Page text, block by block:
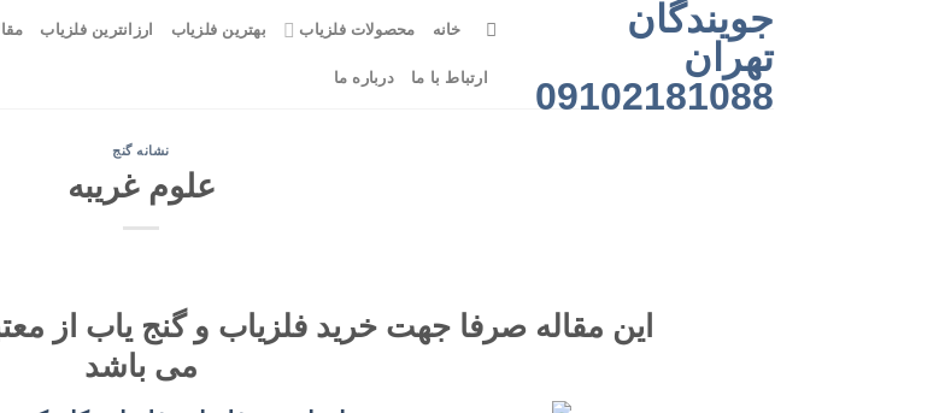
جویندگان
تهران
09102181088
خانه محصولات فلزیاب بهترین فلزیاب ارزانترین فلزیاب
ارتباط با ما درباره ما
نشانه گنج
علوم غریبه
این مقاله صرفا جهت خرید فلزیاب و گنج یاب از
می باشد